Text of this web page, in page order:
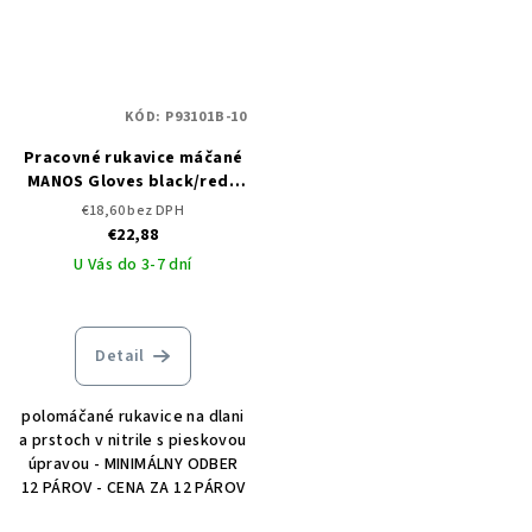
Pracovné rukavice máčané
MANOS Gloves black/red -
12 párov
€18,60 bez DPH
€22,88
U Vás do 3-7 dní
Detail
polomáčané rukavice na dlani
a prstoch v nitrile s pieskovou
úpravou - MINIMÁLNY ODBER
12 PÁROV - CENA ZA 12 PÁROV
KÓD: P93101B-10